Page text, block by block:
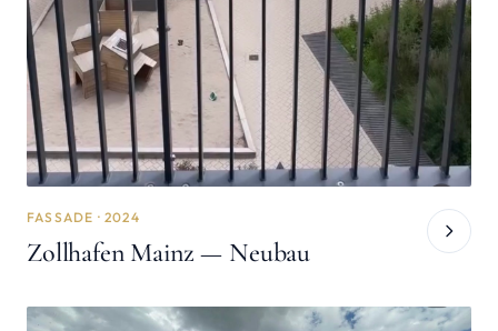
FASSADE · 2024
Zollhafen Mainz — Neubau